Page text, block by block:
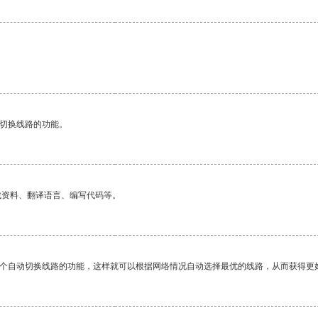
换线路的功能。
料、翻译语言、编写代码等。
动切换线路的功能，这样就可以根据网络情况自动选择最优的线路，从而获得更